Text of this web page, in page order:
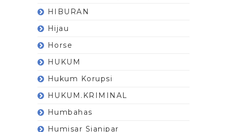
HIBURAN
Hijau
Horse
HUKUM
Hukum Korupsi
HUKUM.KRIMINAL
Humbahas
Humisar Sianipar